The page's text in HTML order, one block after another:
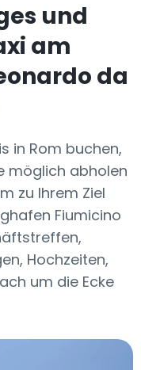
und
am
da
in Rom buchen,
möglich abholen
zu Ihrem Ziel
Fiumicino
Hochzeiten,
um die Ecke